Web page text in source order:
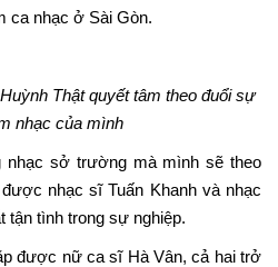
ca nhạc ở Sài Gòn.
Thật quyết tâm theo đuổi sự
nhạc của mình
nhạc sở trường mà mình sẽ theo
nhạc sĩ Tuấn Khanh và nhạc
tận tình trong sự nghiệp.
được nữ ca sĩ Hà Vân, cả hai trở